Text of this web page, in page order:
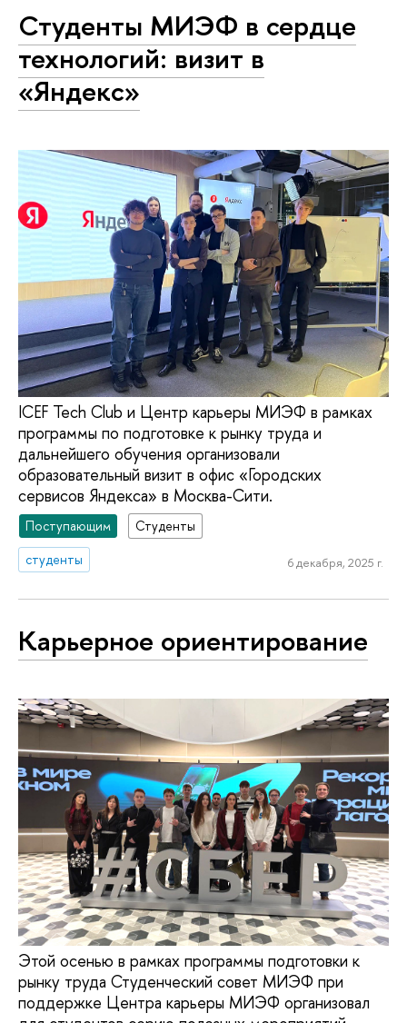
Студенты МИЭФ в сердце
технологий: визит в
«Яндекс»
ICEF Tech Club и Центр карьеры МИЭФ в рамках
программы по подготовке к рынку труда и
дальнейшего обучения организовали
образовательный визит в офис «Городских
сервисов Яндекса» в Москва-Сити.
Поступающим
Студенты
студенты
6 декабря, 2025 г.
Карьерное ориентирование
Этой осенью в рамках программы подготовки к
рынку труда Студенческий совет МИЭФ при
поддержке Центра карьеры МИЭФ организовал